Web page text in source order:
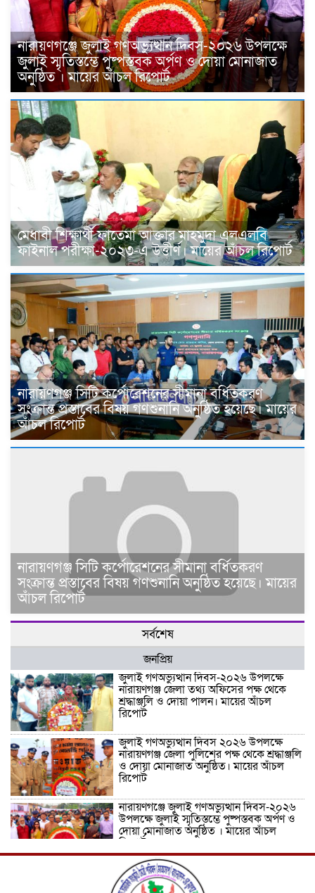
নারায়ণগঞ্জে জুলাই গণঅভ্যুত্থান দিবস-২০২৬ উপলক্ষে
জুলাই স্মৃতিস্তম্ভে পুষ্পস্তবক অর্পণ ও দোয়া মোনাজাত
অনুষ্ঠিত । মায়ের আঁচল রিপোর্ট
মেধাবী শিক্ষার্থী ফাতেমা আক্তার মাহমুদা এলএলবি
ফাইনাল পরীক্ষা-২০২৩-এ উত্তীর্ণ। মায়ের আঁচল রিপোর্ট
নারায়ণগঞ্জ সিটি কর্পোরেশনের সীমানা বর্ধিতকরণ
সংক্রান্ত প্রস্তাবের বিষয় গণশুনানি অনুষ্ঠিত হয়েছে। মায়ের
আঁচল রিপোর্ট
নারায়ণগঞ্জ সিটি কর্পোরেশনের সীমানা বর্ধিতকরণ
সংক্রান্ত প্রস্তাবের বিষয় গণশুনানি অনুষ্ঠিত হয়েছে। মায়ের
আঁচল রিপোর্ট
সর্বশেষ
জনপ্রিয়
জুলাই গণঅভ্যুত্থান দিবস-২০২৬ উপলক্ষে
নারায়ণগঞ্জ জেলা তথ্য অফিসের পক্ষ থেকে
শ্রদ্ধাঞ্জলি ও দোয়া পালন। মায়ের আঁচল
রিপোর্ট
জুলাই গণঅভ্যুত্থান দিবস ২০২৬ উপলক্ষে
নারায়ণগঞ্জ জেলা পুলিশের পক্ষ থেকে শ্রদ্ধাঞ্জলি
ও দোয়া মোনাজাত অনুষ্ঠিত। মায়ের আঁচল
রিপোর্ট
নারায়ণগঞ্জে জুলাই গণঅভ্যুত্থান দিবস-২০২৬
উপলক্ষে জুলাই স্মৃতিস্তম্ভে পুষ্পস্তবক অর্পণ ও
দোয়া মোনাজাত অনুষ্ঠিত । মায়ের আঁচল
রিপোর্ট
ICJ Global Media Group LLC and
SAARC Journalist Forum Sign